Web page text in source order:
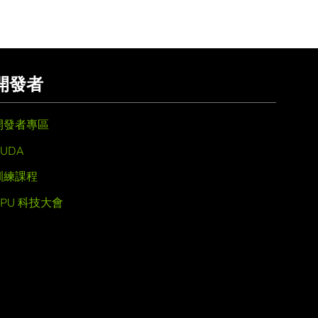
發者
發者專區
練課程
科技大會